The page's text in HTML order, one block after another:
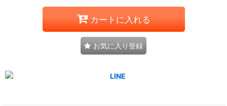
カートに入れる
お気に入り登録